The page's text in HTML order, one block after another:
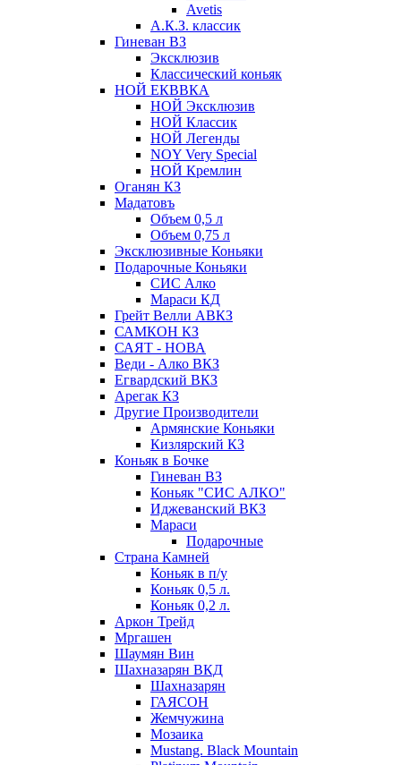
Avetis
А.К.З. классик
Гиневан ВЗ
Эксклюзив
Классический коньяк
НОЙ ЕКВВКА
НОЙ Эксклюзив
НОЙ Классик
НОЙ Легенды
NOY Very Speсial
НОЙ Кремлин
Оганян КЗ
Мадатовъ
Объем 0,5 л
Объем 0,75 л
Эксклюзивные Коньяки
Подарочные Коньяки
СИС Алко
Мараси КД
Грейт Велли АВКЗ
САМКОН КЗ
САЯТ - НОВА
Веди - Алко ВКЗ
Егвардский ВКЗ
Арегак КЗ
Другие Производители
Армянские Коньяки
Кизлярский КЗ
Коньяк в Бочке
Гиневан ВЗ
Коньяк "СИС АЛКО"
Иджеванский ВКЗ
Мараси
Подарочные
Страна Камней
Коньяк в п/у
Коньяк 0,5 л.
Коньяк 0,2 л.
Аркон Трейд
Мргашен
Шаумян Вин
Шахназарян ВКД
Шахназарян
ГАЯСОН
Жемчужина
Мозаика
Mustang. Black Mountain